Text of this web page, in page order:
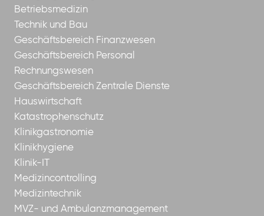
Betriebsmedizin
Technik und Bau
Geschäftsbereich Finanzwesen
Geschäftsbereich Personal
Rechnungswesen
Geschäftsbereich Zentrale Dienste
Hauswirtschaft
Katastrophenschutz
Klinikgastronomie
Klinikhygiene
Klinik-IT
Medizincontrolling
Medizintechnik
MVZ- und Ambulanzmanagement